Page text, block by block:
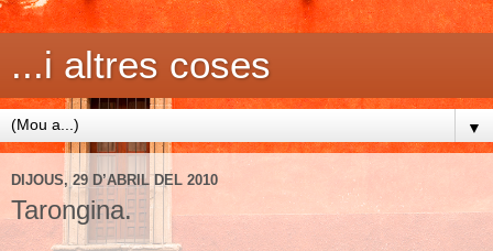
...i altres coses
▼
DIJOUS, 29 D’ABRIL DEL 2010
Tarongina.